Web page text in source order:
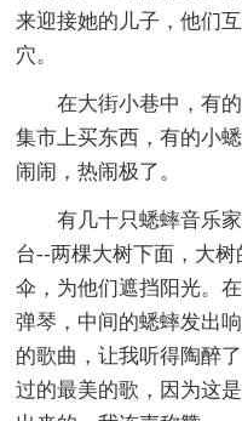
来迎接她的儿子，他们
穴。
在大街小巷中，有
集市上买东西，有的小
闹闹，热闹极了。
有几十只蟋蟀音乐
台--两棵大树下面，大
伞，为他们遮挡阳光。
弹琴，中间的蟋蟀发出
的歌曲，让我听得陶醉
过的最美的歌，因为这